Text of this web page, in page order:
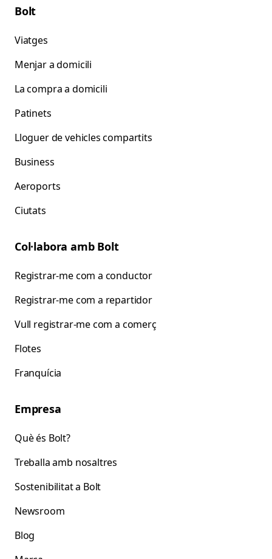
Bolt
Viatges
Menjar a domicili
La compra a domicili
Patinets
Lloguer de vehicles compartits
Business
Aeroports
Ciutats
Col·labora amb Bolt
Registrar-me com a conductor
Registrar-me com a repartidor
Vull registrar-me com a comerç
Flotes
Franquícia
Empresa
Què és Bolt?
Treballa amb nosaltres
Sostenibilitat a Bolt
Newsroom
Blog